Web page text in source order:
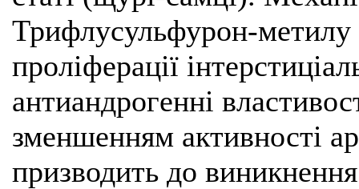
Трифлусульфурон-метилу
проліферації
антиандрогенні
зменшенням активності
призводить до